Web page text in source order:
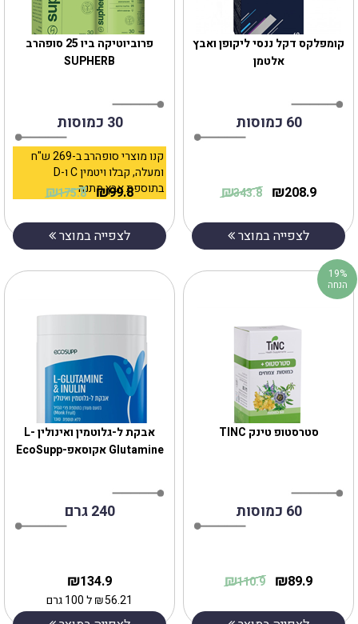
פרוביוטיקה ביו 25 סופהרב
SUPHERB
30 כמוסות
קנו מוצרי סופהרב ב-269 ש"ח
ומעלה, קבלו ויטמין C ו-D
בתוספת אבץ מתנה
99.8
₪
175.8
₪
לצפייה במוצר
קומפלקס דקל ננסי ליקופן ואבץ
אלטמן
60 כמוסות
208.9
₪
343.8
₪
לצפייה במוצר
אבקת ל-גלוטמין ואינולין L-
Glutamine אקוסאפ-EcoSupp
240 גרם
134.9
₪
56.21
₪ל 100 גרם
סטרסטופ טינק TINC
60 כמוסות
89.9
₪
110.9
₪
19%
הנחה